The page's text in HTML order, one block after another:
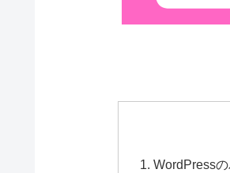
WordPress